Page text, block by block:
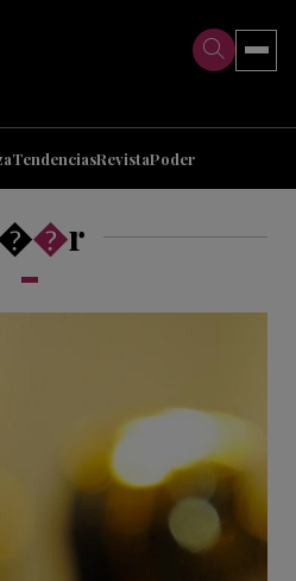
TendenciasRevistaPoder
�r